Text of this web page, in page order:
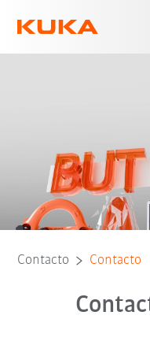
Contacto Contacto